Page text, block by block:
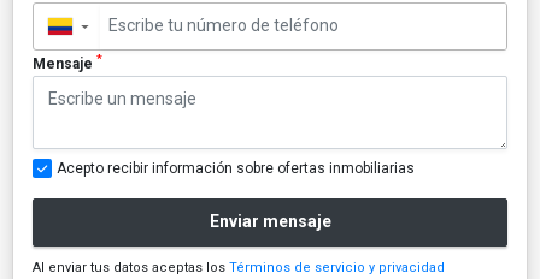
▼
Mensaje *
Acepto recibir información sobre ofertas inmobiliarias
Enviar mensaje
Al enviar tus datos aceptas los Términos de servicio y privacidad